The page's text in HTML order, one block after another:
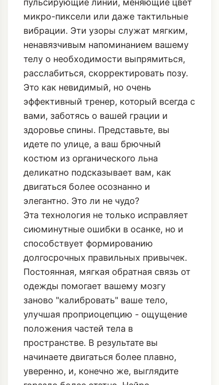
пульсирующие линии, меняющие цвет
микро-пиксели или даже тактильные
вибрации. Эти узоры служат мягким,
ненавязчивым напоминанием вашему
телу о необходимости выпрямиться,
расслабиться, скорректировать позу.
Это как невидимый, но очень
эффективный тренер, который всегда с
вами, заботясь о вашей грации и
здоровье спины. Представьте, вы
идете по улице, а ваш брючный
костюм из органического льна
деликатно подсказывает вам, как
двигаться более осознанно и
элегантно. Это ли не чудо?
Эта технология не только исправляет
сиюминутные ошибки в осанке, но и
способствует формированию
долгосрочных правильных привычек.
Постоянная, мягкая обратная связь от
одежды помогает вашему мозгу
заново "калибровать" ваше тело,
улучшая проприоцепцию - ощущение
положения частей тела в
пространстве. В результате вы
начинаете двигаться более плавно,
уверенно, и, конечно же, выглядите